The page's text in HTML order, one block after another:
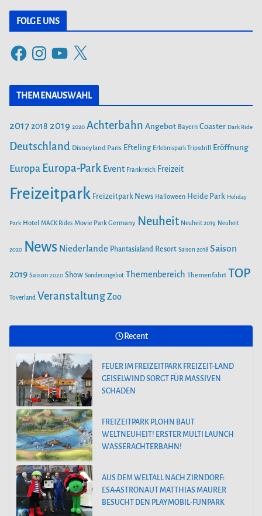
g
e
n
FOLGE UNS
F
c
o
o
s
t
g
r
Y
u
T
b
e
X
THEMENAUSWAHL
20172018 2019 2020 Achterbahn Angebot Bayern Coaster Dark Ride
Deutschland Disneyland Paris Efteling Erlebnispark Tripsdrill Eröffnung
Europa Europa-Park Event Frankreich Freizeit
Freizeitpark Freizeitpark News Halloween Heide Park Holiday
Park Hotel MACK Rides Movie Park Germany Neuheit Neuheit 2019 Neuheit
2020 News Niederlande Phantasialand Resort Saison 2018 Saison
2019 Saison 2020 Show Sonderangebot Themenbereich Themenfahrt TOP
Toverland VeranstaltungZoo
Recent
FEUER IM FREIZEITPARK FREIZEIT-LAND
GEISELWIND SORGT FÜR MASSIVEN
SCHADEN
FREIZEITPARK PLOHN BAUT
WELTNEUHEIT! ERSTER MULTI LAUNCH
WASSERACHTERBAHN!
AUS DEM WELTALL NACH ZIRNDORF:
ESA-ASTRONAUT MATTHIAS MAURER
BESUCHT DEN PLAYMOBIL-FUNPARK